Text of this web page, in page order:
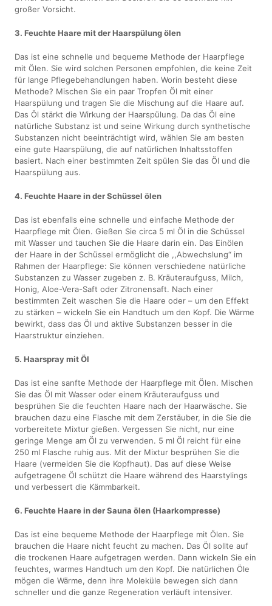
großer Vorsicht.
3. Feuchte Haare mit der Haarspülung ölen
Das ist eine schnelle und bequeme Methode der Haarpflege
mit Ölen. Sie wird solchen Personen empfohlen, die keine Zeit
für lange Pflegebehandlungen haben. Worin besteht diese
Methode? Mischen Sie ein paar Tropfen Öl mit einer
Haarspülung und tragen Sie die Mischung auf die Haare auf.
Das Öl stärkt die Wirkung der Haarspülung. Da das Öl eine
natürliche Substanz ist und seine Wirkung durch synthetische
Substanzen nicht beeinträchtigt wird, wählen Sie am besten
eine gute Haarspülung, die auf natürlichen Inhaltsstoffen
basiert. Nach einer bestimmten Zeit spülen Sie das Öl und die
Haarspülung aus.
4. Feuchte Haare in der Schüssel ölen
Das ist ebenfalls eine schnelle und einfache Methode der
Haarpflege mit Ölen. Gießen Sie circa 5 ml Öl in die Schüssel
mit Wasser und tauchen Sie die Haare darin ein. Das Einölen
der Haare in der Schüssel ermöglicht die ,,Abwechslung“ im
Rahmen der Haarpflege: Sie können verschiedene natürliche
Substanzen zu Wasser zugeben z. B. Kräuteraufguss, Milch,
Honig, Aloe-Vera-Saft oder Zitronensaft. Nach einer
bestimmten Zeit waschen Sie die Haare oder – um den Effekt
zu stärken – wickeln Sie ein Handtuch um den Kopf. Die Wärme
bewirkt, dass das Öl und aktive Substanzen besser in die
Haarstruktur einziehen.
5. Haarspray mit Öl
Das ist eine sanfte Methode der Haarpflege mit Ölen. Mischen
Sie das Öl mit Wasser oder einem Kräuteraufguss und
besprühen Sie die feuchten Haare nach der Haarwäsche. Sie
brauchen dazu eine Flasche mit dem Zerstäuber, in die Sie die
vorbereitete Mixtur gießen. Vergessen Sie nicht, nur eine
geringe Menge am Öl zu verwenden. 5 ml Öl reicht für eine
250 ml Flasche ruhig aus. Mit der Mixtur besprühen Sie die
Haare (vermeiden Sie die Kopfhaut). Das auf diese Weise
aufgetragene Öl schützt die Haare während des Haarstylings
und verbessert die Kämmbarkeit.
6. Feuchte Haare in der Sauna ölen (Haarkompresse)
Das ist eine bequeme Methode der Haarpflege mit Ölen. Sie
brauchen die Haare nicht feucht zu machen. Das Öl sollte auf
die trockenen Haare aufgetragen werden. Dann wickeln Sie ein
feuchtes, warmes Handtuch um den Kopf. Die natürlichen Öle
mögen die Wärme, denn ihre Moleküle bewegen sich dann
schneller und die ganze Regeneration verläuft intensiver.